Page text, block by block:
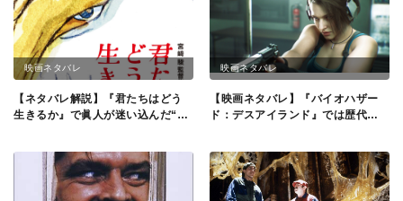
映画ネタバレ
【ネタバレ解説】『君たちはどう
生きるか』で眞人が迷い込んだ“下
映画ネタバレ
【映画ネタバレ】『バイオハザー
ド：デスアイランド』では歴代主